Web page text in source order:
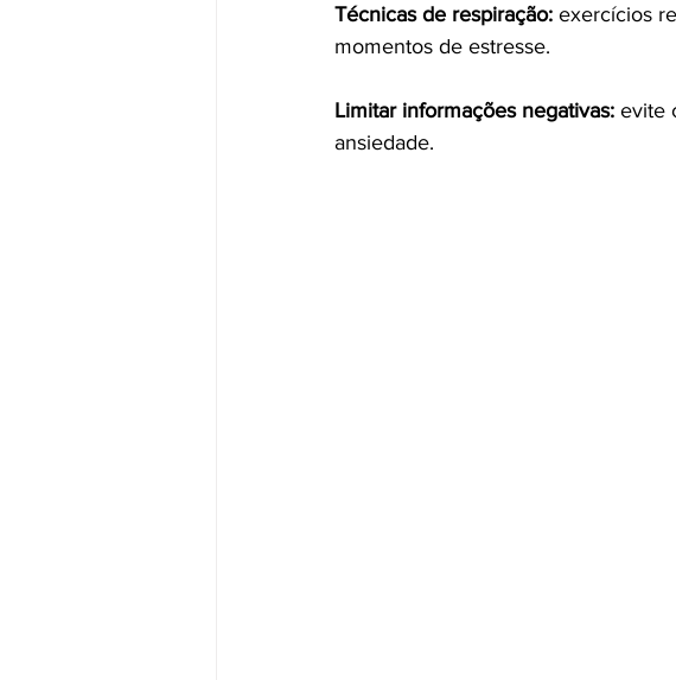
Técnicas de respiração: exercícios
momentos de estresse.
Limitar informações negativas: evite
ansiedade.